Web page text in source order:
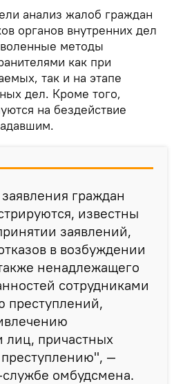
анализ жалоб граждан
органов внутренних дел
методы
как при
так и на этапе
дел. Кроме того,
на бездействие
граждан
известны
заявлений,
в возбуждении
ненадлежащего
сотрудниками
преступлений,
лиц, причастных
—
омбудсмена.